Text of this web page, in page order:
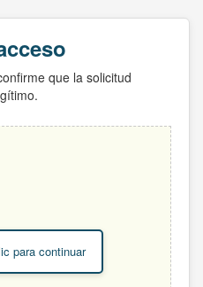
que la solicitud
para continuar